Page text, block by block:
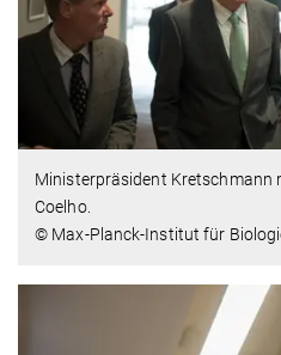
Ministerpräsident Kretschmann
Coelho.
© Max-Planck-Institut für